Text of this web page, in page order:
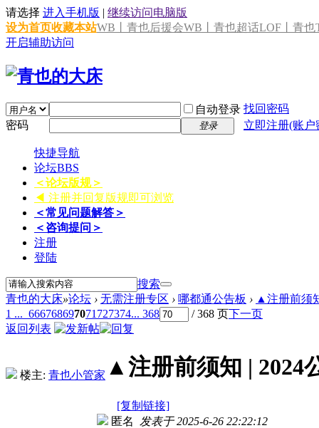
请选择 进入手机版 | 继续访问电脑版
设为首页收藏本站WB丨青也后援会WB丨青也超话LOF丨青也
开启辅助访问
自动登录 找回密码
密码
登录 立即注册(账
快捷导航
论坛BBS
＜论坛版规＞
◀ 注册并回复版规即可浏览
＜常见问题解答＞
＜咨询提问＞
注册
登陆
搜索
青也的大床»论坛 › 无需注册专区 › 哪都通公告板 › ▲注册前须
1 ... 666768697071 727374... 368 / 368 页下一页
返回列表
楼主: 青也小管家 ▲注册前须知 | 2024
[复制链接]
匿名 发表于 2025-6-26 22:22:12